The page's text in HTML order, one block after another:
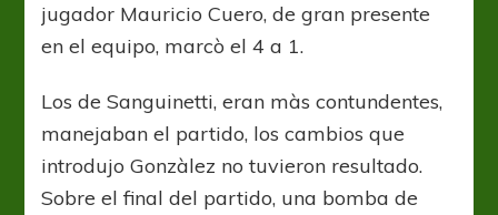
jugador Mauricio Cuero, de gran presente
en el equipo, marcò el 4 a 1.
Los de Sanguinetti, eran màs contundentes,
manejaban el partido, los cambios que
introdujo Gonzàlez no tuvieron resultado.
Sobre el final del partido, una bomba de